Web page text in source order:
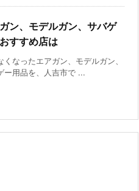
ン、モデルガン、サバゲ
すすめ店は
なったエアガン、モデルガン、
ー用品を、人吉市で ...